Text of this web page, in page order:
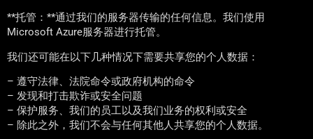
**托管：**通过我们的服务器传输的任何信息。我们使用
Microsoft Azure服务器进行托管。
我们还可能在以下几种情况下需要共享您的个人数据：
– 遵守法律、法院命令或政府机构的命令
– 发现和打击欺诈或安全问题
– 保护服务、我们的员工以及我们业务的权利或安全
– 除此之外，我们不会与任何其他人共享您的个人数据。